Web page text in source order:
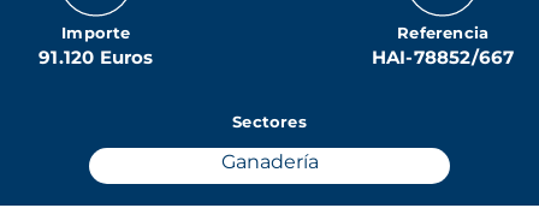
Importe
91.120 Euros
Referencia
HAI-78852/667
Sectores
Ganadería